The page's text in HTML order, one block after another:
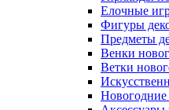
Елочные
Фигуры
Предметы
Венки
Ветки